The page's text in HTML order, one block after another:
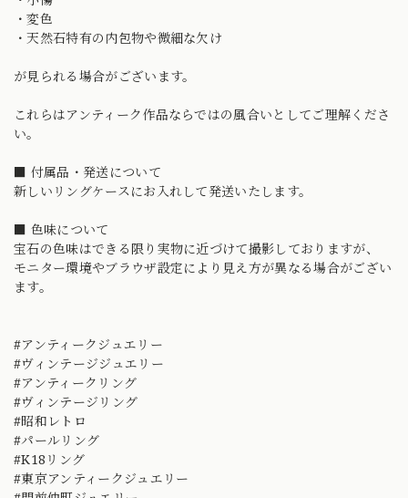
・変色
・天然石特有の内包物や微細な欠け
が見られる場合がございます。
これらはアンティーク作品ならではの風合いとしてご理解くださ
い。
■ 付属品・発送について
新しいリングケースにお入れして発送いたします。
■ 色味について
宝石の色味はできる限り実物に近づけて撮影しておりますが、
モニター環境やブラウザ設定により見え方が異なる場合がござい
ます。
#アンティークジュエリー
#ヴィンテージジュエリー
#アンティークリング
#ヴィンテージリング
#昭和レトロ
#パールリング
#K18リング
#東京アンティークジュエリー